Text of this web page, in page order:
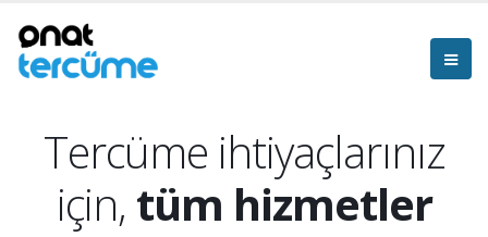
Tercüme ihtiyaçlarınız
için, tüm hizmetler